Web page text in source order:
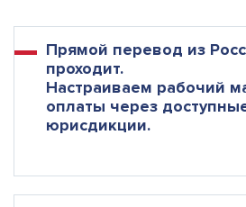
Прямой перевод из
проходит.
Настраиваем рабочий
оплаты через
юрисдикции.